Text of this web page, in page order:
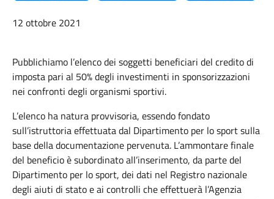
12 ottobre 2021
Pubblichiamo l’elenco dei soggetti beneficiari del credito di
imposta pari al 50% degli investimenti in sponsorizzazioni
nei confronti degli organismi sportivi.
L’elenco ha natura provvisoria, essendo fondato
sull’istruttoria effettuata dal Dipartimento per lo sport sulla
base della documentazione pervenuta. L’ammontare finale
del beneficio è subordinato all’inserimento, da parte del
Dipartimento per lo sport, dei dati nel Registro nazionale
degli aiuti di stato e ai controlli che effettuerà l’Agenzia